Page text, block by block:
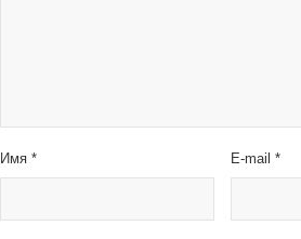
Имя * E-mail*